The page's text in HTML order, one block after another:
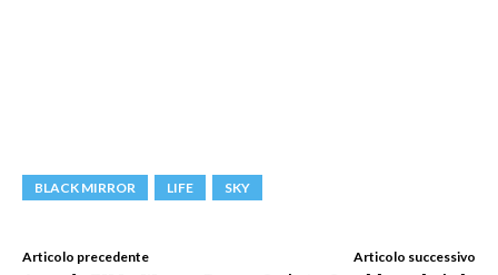
BLACK MIRROR LIFE SKY
Articolo precedente Articolo successivo